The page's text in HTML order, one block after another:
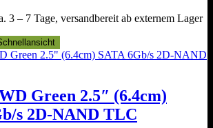
3 – 7 Tage, versandbereit ab externem Lager
Green 2.5″ (6.4cm)
s 2D-NAND TLC